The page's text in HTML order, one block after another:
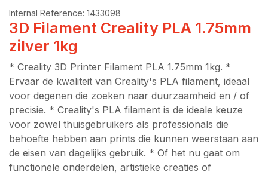
Internal Reference: 1433098
3D Filament Creality PLA 1.75mm
zilver 1kg
* Creality 3D Printer Filament PLA 1.75mm 1kg. *
Ervaar de kwaliteit van Creality's PLA filament, ideaal
voor degenen die zoeken naar duurzaamheid en / of
precisie. * Creality's PLA filament is de ideale keuze
voor zowel thuisgebruikers als professionals die
behoefte hebben aan prints die kunnen weerstaan aan
de eisen van dagelijks gebruik. * Of het nu gaat om
functionele onderdelen, artistieke creaties of